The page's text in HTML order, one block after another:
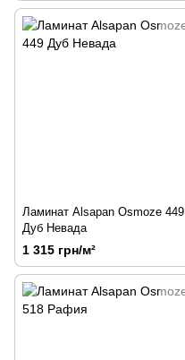
Ламинат Alsapan Osmoze 449
Дуб Невада
1 315 грн/м²